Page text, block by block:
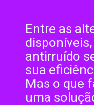
Entre as
antirruído
sua
Mas o que
uma